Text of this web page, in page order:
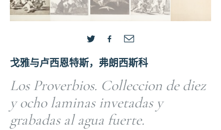
戈雅与卢西恩特斯，弗朗西斯科
Los Proverbios. Colleccion de diez
y ocho laminas invetadas y
grabadas al agua fuerte.